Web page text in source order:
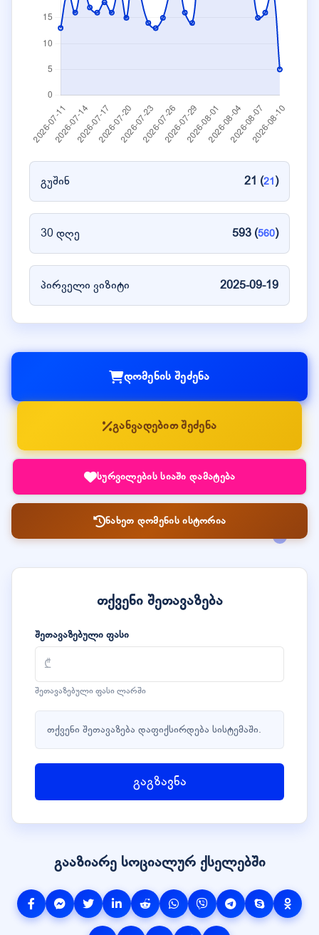
გუშინ 21 (21)
30 დღე 593 (560)
პირველი ვიზიტი 2025-09-19
დომენის შეძენა
განვადებით შეძენა
სურვილების სიაში დამატება
ნახეთ დომენის ისტორია
თქვენი შეთავაზება
შეთავაზებული ფასი
შეთავაზებული ფასი ლარში
თქვენი შეთავაზება დაფიქსირდება სისტემაში.
გაგზავნა
გააზიარე სოციალურ ქსელებში